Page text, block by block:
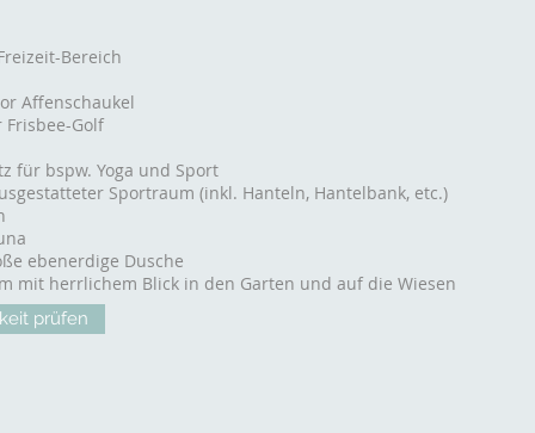
Bereich
Affenschaukel
Golf
für bspw. Yoga und Sport
Sportraum (inkl. Hanteln, Hantelbank, etc.)
ebenerdige Dusche
mit herrlichem Blick in den Garten und auf die Wiesen
prüfen